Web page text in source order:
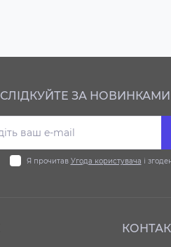
СЛІДКУЙТЕ ЗА НОВИНКАМИ
Я прочитав Угода користувача і